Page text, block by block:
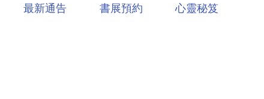
最新通告 書展預約 心靈秘笈